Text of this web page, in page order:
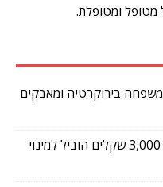
ומטופלת.
בירוקרטיה ומאבקים
ד"ר אלעד לאור משתף: איך עוקץ של 3,000 שקלים הוביל למינוי